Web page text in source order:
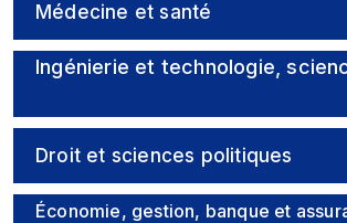
Médecine et santé
Ingénierie et technologie,
Droit et sciences politiques
Économie, gestion, banque et